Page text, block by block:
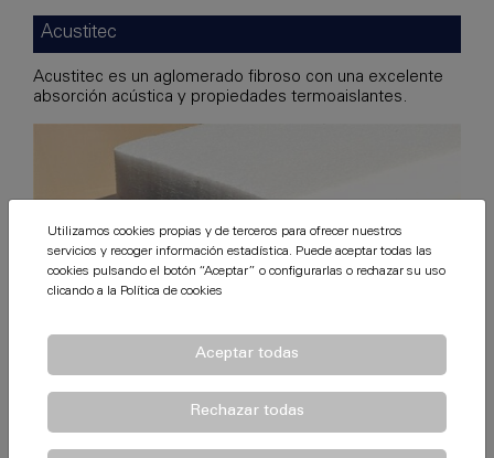
Acustitec
Acustitec es un aglomerado fibroso con una excelente
absorción acústica y propiedades termoaislantes.
Utilizamos cookies propias y de terceros para ofrecer nuestros
servicios y recoger información estadística. Puede aceptar todas las
cookies pulsando el botón “Aceptar” o configurarlas o rechazar su uso
clicando a la Política de cookies
Aceptar todas
Rechazar todas